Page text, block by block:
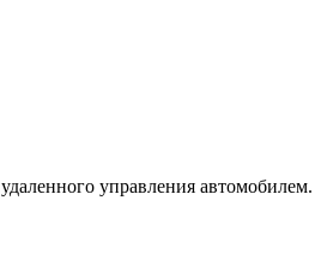
управления автомобилем.